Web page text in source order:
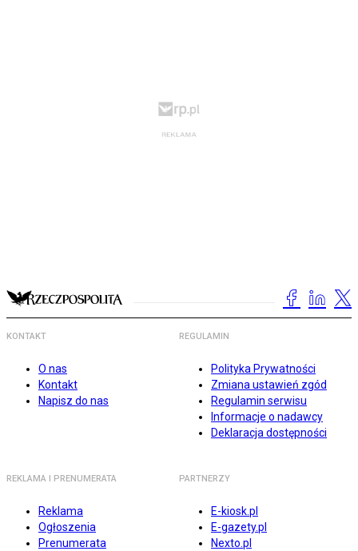
KONTAKT
O nas
Kontakt
Napisz do nas
REGULAMIN
Polityka Prywatności
Zmiana ustawień zgód
Regulamin serwisu
Informacje o nadawcy
Deklaracja dostępności
REKLAMA I PRENUMERATA
Reklama
Ogłoszenia
Prenumerata
PARTNERZY
E-kiosk.pl
E-gazety.pl
Nexto.pl